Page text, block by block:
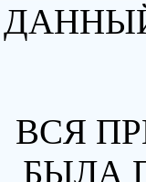
ВСЯ
БЫЛА